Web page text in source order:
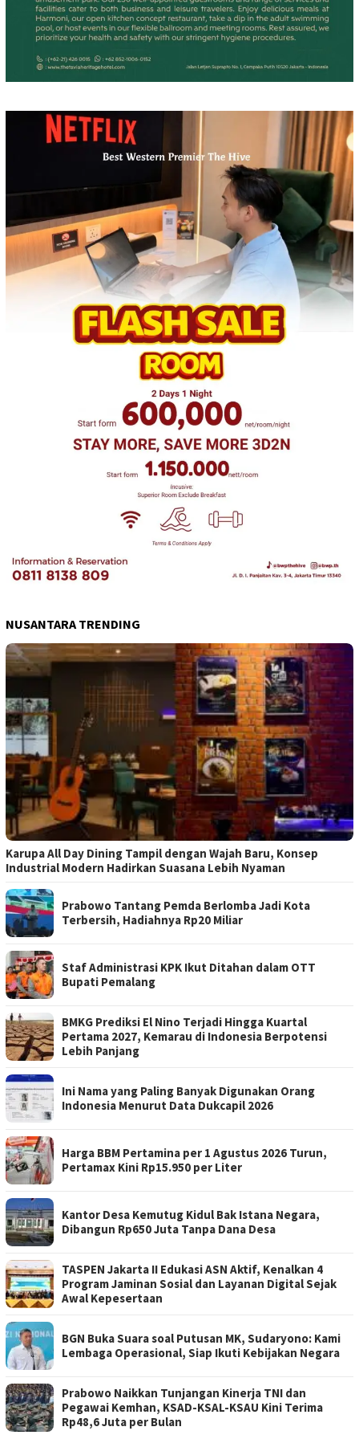
NUSANTARA TRENDING
Karupa All Day Dining Tampil dengan Wajah Baru, Konsep
Industrial Modern Hadirkan Suasana Lebih Nyaman
Prabowo Tantang Pemda Berlomba Jadi Kota
Terbersih, Hadiahnya Rp20 Miliar
Staf Administrasi KPK Ikut Ditahan dalam OTT
Bupati Pemalang
BMKG Prediksi El Nino Terjadi Hingga Kuartal
Pertama 2027, Kemarau di Indonesia Berpotensi
Lebih Panjang
Ini Nama yang Paling Banyak Digunakan Orang
Indonesia Menurut Data Dukcapil 2026
Harga BBM Pertamina per 1 Agustus 2026 Turun,
Pertamax Kini Rp15.950 per Liter
Kantor Desa Kemutug Kidul Bak Istana Negara,
Dibangun Rp650 Juta Tanpa Dana Desa
TASPEN Jakarta II Edukasi ASN Aktif, Kenalkan 4
Program Jaminan Sosial dan Layanan Digital Sejak
Awal Kepesertaan
BGN Buka Suara soal Putusan MK, Sudaryono: Kami
Lembaga Operasional, Siap Ikuti Kebijakan Negara
Prabowo Naikkan Tunjangan Kinerja TNI dan
Pegawai Kemhan, KSAD-KSAL-KSAU Kini Terima
Rp48,6 Juta per Bulan